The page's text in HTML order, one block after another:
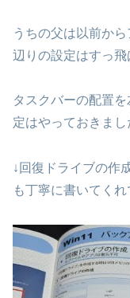
うちの父は以前か
辺りの設定はすっ飛
タスクバーの配置
定はやっておきまし
↓回復ドライブの作
も丁寧に書いてくれ